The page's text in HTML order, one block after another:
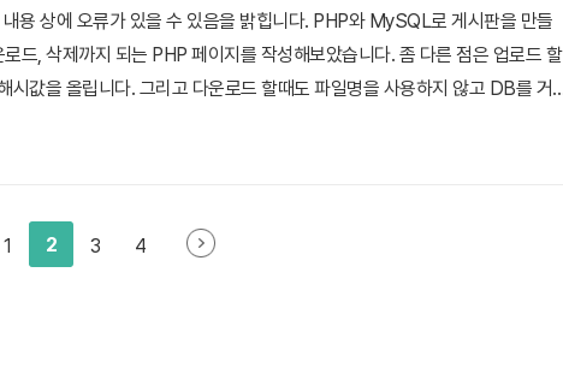
용 상에 오류가 있을 수 있음을 밝힙니다. PHP와 MySQL로 게시판을 만들
드, 삭제까지 되는 PHP 페이지를 작성해보았습니다. 좀 다른 점은 업로드 할
값을 올립니다. 그리고 다운로드 할때도 파일명을 사용하지 않고 DB를 거
구조입니다. index.php : 첫 화면입니다. 파일 업로드와 등록된 파일 확인이
1 2 3 4